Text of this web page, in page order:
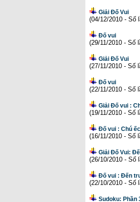
Giải Đố Vui
(04/12/2010 - Số
Đố vui
(29/11/2010 - Số
Giải Đố Vui
(27/11/2010 - Số
Đố vui
(22/11/2010 - Số
Giải Đố vui :
(19/11/2010 - Số
Đố vui : Chú
(16/11/2010 - Số
Giải Đố Vui:
(26/10/2010 - Số
Đố vui : Đến
(22/10/2010 - Số
Sudoku: Phần